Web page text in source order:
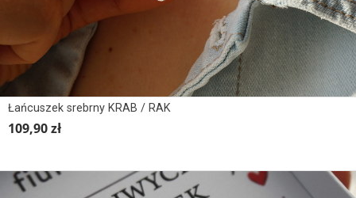
Łańcuszek srebrny KRAB / RAK
109,90 zł